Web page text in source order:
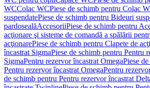
WCColac WCPiese de schimb pentru Colac
suspendatePiese de schimb pentru Bideuri
pardosealăAccesoriiPiese de schimb pentru
acţionare şi sisteme de comandă a spălării
acţionarePiese de schimb pentru Clapete de
încastrat SigmaPiese de schimb pentru Pentru
SigmaPentru rezervor încastrat OmegaPiese
Pentru rezervor încastrat OmegaPentru
de schimb pentru Pentru rezervor încastrat